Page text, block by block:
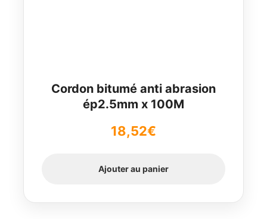
Cordon bitumé anti abrasion
ép2.5mm x 100M
18,52€
Ajouter au panier